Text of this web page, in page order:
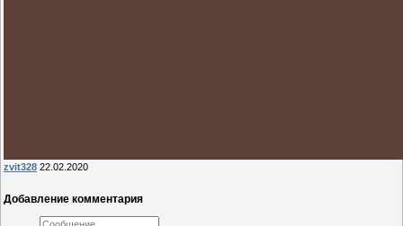
zvit328 22.02.2020
Добавление комментария